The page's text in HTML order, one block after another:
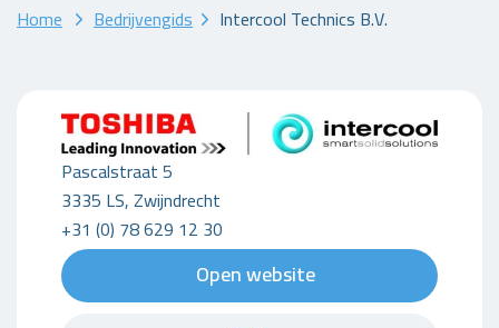
Home Bedrijvengids Intercool Technics B.V.
Pascalstraat 5
3335 LS, Zwijndrecht
+31 (0) 78 629 12 30
Open website